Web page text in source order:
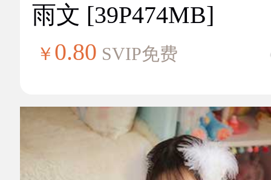
雨文 [39P474MB]
￥ 0.80 SVIP免费